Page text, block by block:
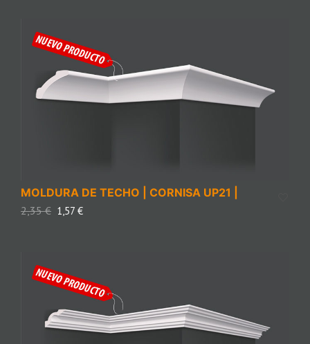
MOLDURA DE TECHO | CORNISA UP21 |
2,35€ 1,57 €